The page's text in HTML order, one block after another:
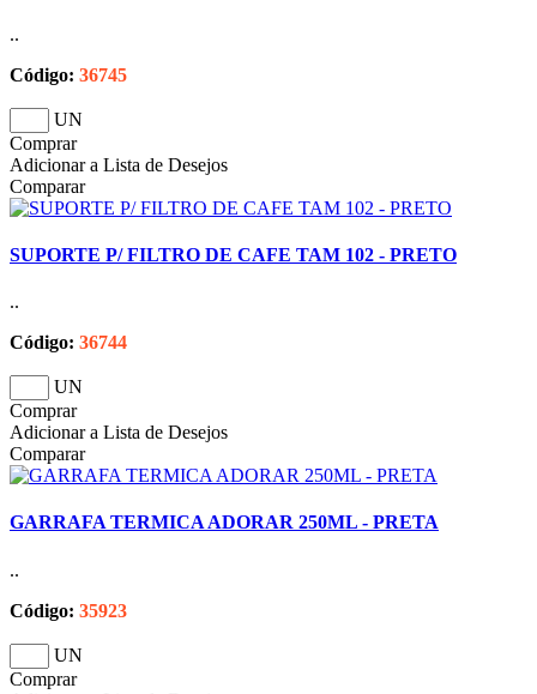
..
Código: 36745
UN
Comprar
Adicionar a Lista de Desejos
Comparar
SUPORTE P/ FILTRO DE CAFE TAM 102 - PRETO
..
Código: 36744
UN
Comprar
Adicionar a Lista de Desejos
Comparar
GARRAFA TERMICA ADORAR 250ML - PRETA
..
Código: 35923
UN
Comprar